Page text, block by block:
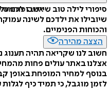
איזה
שיובילו את ילדכם לשינה
והכוחות הפנימיים.
הצצה מהירה
חשוב לנו שקריאה תהיה תענוג
אצלנו באתר עולים פחות
בנוסף למחיר המופחת באופן
לזמן מוגבל, כי תמיד כיף